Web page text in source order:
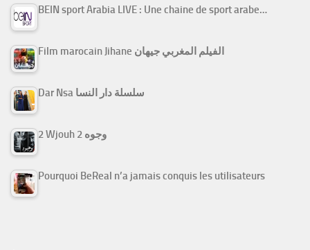
BEIN sport Arabia LIVE : Une chaine de sport arabe…
Film marocain Jihane الفيلم المغربي جيهان
Dar Nsa سلسلة دار النسا
2 Wjouh 2 وجوه
Pourquoi BeReal n’a jamais conquis les utilisateurs